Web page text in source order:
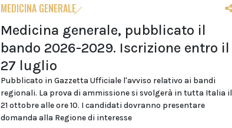
MEDICINA GENERALE
Medicina generale, pubblicato il
bando 2026-2029. Iscrizione entro il
27 luglio
Pubblicato in Gazzetta Ufficiale l'avviso relativo ai bandi
regionali. La prova di ammissione si svolgerà in tutta Italia il
21 ottobre alle ore 10. I candidati dovranno presentare
domanda alla Regione di interesse